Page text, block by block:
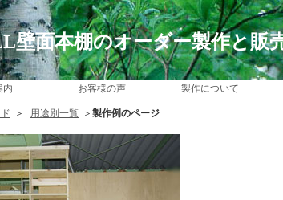
壁面本棚のオーダー製作と販
内 お客様の声 製作について
＞ 用途別一覧 ＞ 製作例のページ